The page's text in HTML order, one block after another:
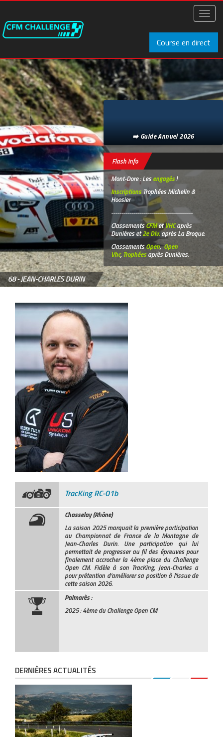
Aller
principal
Course en direct
➡️ Guide Annuel 2026
Flash info
Mont-Dore : Lesengagés!
InscriptionsTrophées Michelin &
Hoosier
-----------------------------------------
ClassementsCFMetVHCaprès
Dunières et2e Div.après La Broque.
ClassementsOpen,Open
Vhc, Trophéesaprès Dunières.
68 -JEAN-CHARLES DURIN
TracKing RC-01b
Chasselay (Rhône)
La saison 2025 marquait la première participation
au Championnat de France de la Montagne de
Jean-Charles Durin. Une participation qui lui
permettait de progresser au fil des épreuves pour
finalement accrocher la 4ème place du Challenge
Open CM. Fidèle à son TracKing, Jean-Charles a
pour prétention d’améliorer sa position à l’issue de
cette saison 2026.
Palmarès :
2025 : 4ème du Challenge Open CM
DERNIÈRES ACTUALITÉS